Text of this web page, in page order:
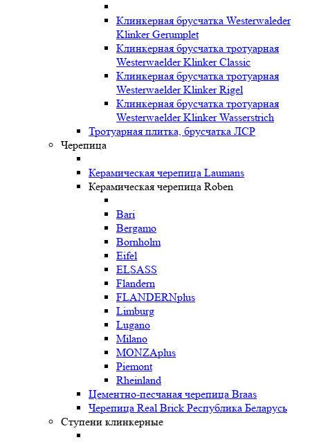
Клинкерная брусчатка Westerwaleder
Klinker Gerumplet
Клинкерная брусчатка тротуарная
Westerwaelder Klinker Classic
Клинкерная брусчатка тротуарная
Westerwaelder Klinker Rigel
Клинкерная брусчатка тротуарная
Westerwaelder Klinker Wasserstrich
Тротуарная плитка, брусчатка ЛСР
Черепица
Керамическая черепица Laumans
Керамическая черепица Roben
Bari
Bergamo
Bornholm
Eifel
ELSASS
Flandern
FLANDERNplus
Limburg
Lugano
Milano
MONZAplus
Piemont
Rheinland
Цементно-песчаная черепица Braas
Черепица Real Brick Республика Беларусь
Ступени клинкерные